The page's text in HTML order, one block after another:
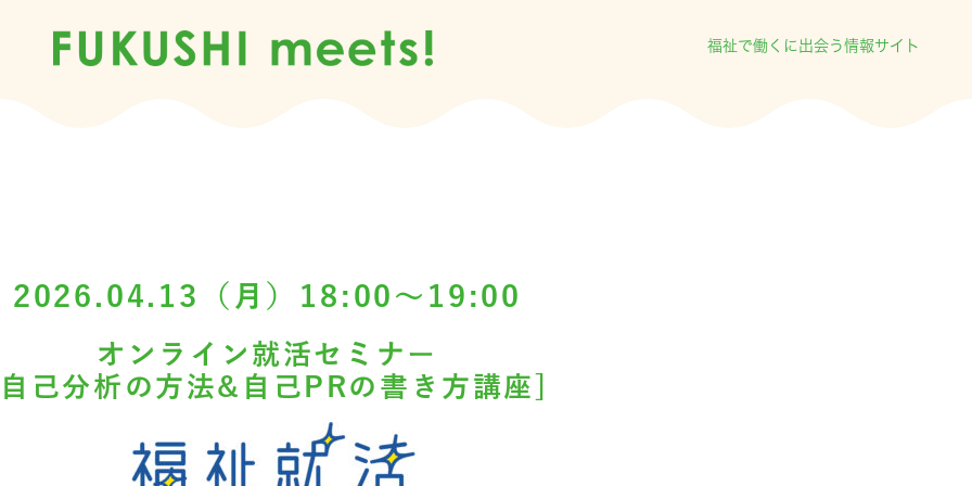
福祉で働くに出会う情報サイト
2026.04.13（月）18:00～19:00
オンライン就活セミナー
己分析の方法&自己PRの書き方講座]